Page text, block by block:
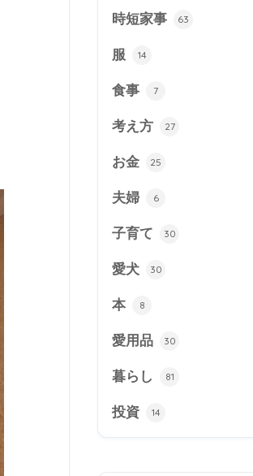
時短家事 63
服 14
食事 7
考え方 27
お金 25
夫婦 6
子育て 30
愛犬 30
本 8
愛用品 30
暮らし 81
投資 14